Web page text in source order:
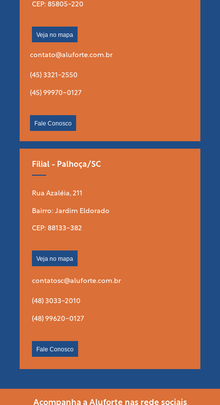
CEP: 85805-220
Veja no mapa
contato@aluforte.com.br
(45) 3321-2550
(45) 99970-0127
Fale Conosco
Filial - Palhoça/SC
Rua Azaléia, 211
Bairro: Jardim Eldorado
CEP: 88133-382
Veja no mapa
contatosc@aluforte.com.br
(48) 3033-2010
(48) 99620-0127
Fale Conosco
Acompanha a Aluforte nas rede sociais